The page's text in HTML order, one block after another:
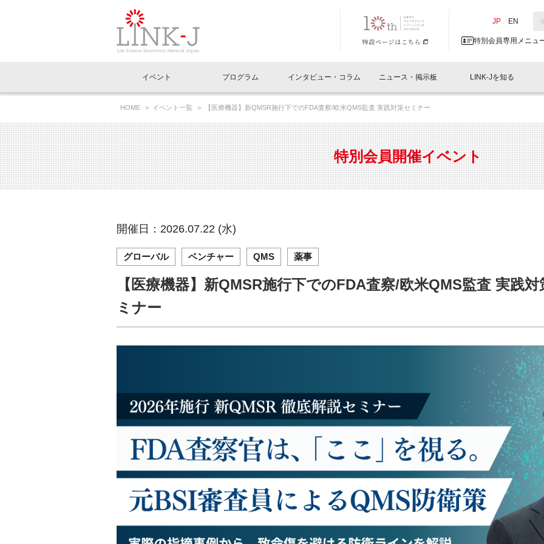
JP EN
特別会員専用メニュ
イベントお知らせメール登録
閉じる
イベント
イベント一覧
LINK-J主催・共催 特別会員開催
LINK-J協賛・協力 出展・参加
イベントレポート一覧
LINK-J主催・共催
LINK-J協賛・協力
プログラム
Out of Box相談室 What's "UNIKORN"？
インタビュー・コラム
インタビュー・コラム一覧
スペシャルインタビュー ベンチャーインタビュー 会報
連載コラム サポーターコラム 日本
ニュース・掲示板
ニュース一覧
トピック プレスリリース
メディア情報 海外関連
協賛・協力
人と情報の交流掲示板一覧
会員プレスリリース
募集
LINK-Jを知る
理事長挨拶 Why in Nihonbashi
国内外連携 サポーター紹介 事業
組織概要 パンフレット GTB
特別会員一覧 特別会員について 入会
専用メニューはこちら
ラウンジ・会議室 オフィス・ラボ 施設
アクセス
HOME イベント一覧 【医療機器】新QMSR施行下でのFDA査察/欧米QMS監査 実践対策セミナー
特別会員開催イベント
開催日：2026.07.22 (水)
グローバル ベンチャー QMS 薬事
【医療機器】新QMSR施行下でのFDA査察/欧米QMS監査 実践対
ミナー